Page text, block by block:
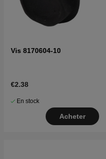
Vis 8170604-10
€2.38
En stock
Acheter